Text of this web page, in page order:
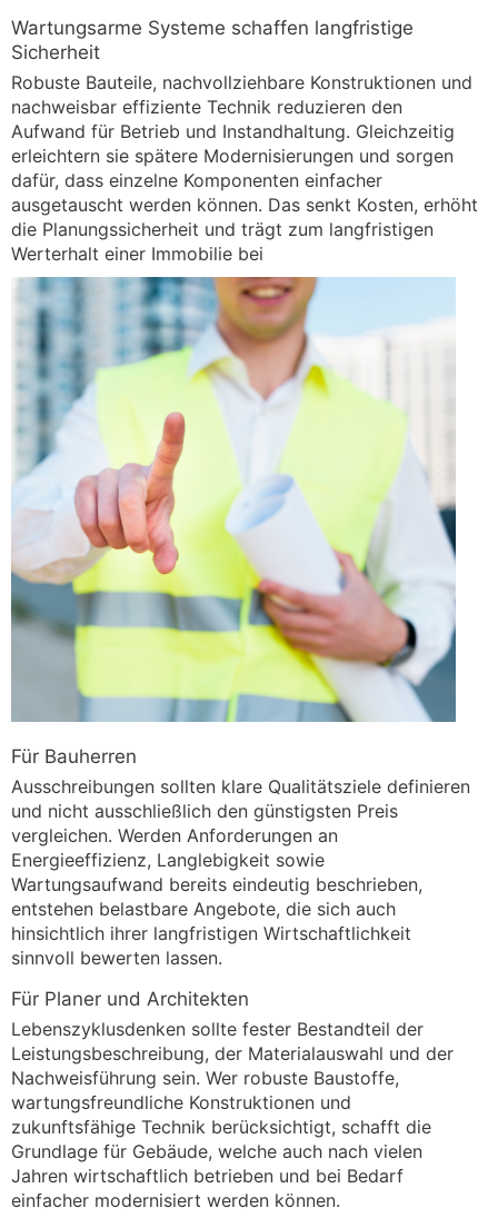
Wartungsarme Systeme schaffen langfristige
Sicherheit
Robuste Bauteile, nachvollziehbare Konstruktionen und
nachweisbar effiziente Technik reduzieren den
Aufwand für Betrieb und Instandhaltung. Gleichzeitig
erleichtern sie spätere Modernisierungen und sorgen
dafür, dass einzelne Komponenten einfacher
ausgetauscht werden können. Das senkt Kosten, erhöht
die Planungssicherheit und trägt zum langfristigen
Werterhalt einer Immobilie bei
Für Bauherren
Ausschreibungen sollten klare Qualitätsziele definieren
und nicht ausschließlich den günstigsten Preis
vergleichen. Werden Anforderungen an
Energieeffizienz, Langlebigkeit sowie
Wartungsaufwand bereits eindeutig beschrieben,
entstehen belastbare Angebote, die sich auch
hinsichtlich ihrer langfristigen Wirtschaftlichkeit
sinnvoll bewerten lassen.
Für Planer und Architekten
Lebenszyklusdenken sollte fester Bestandteil der
Leistungsbeschreibung, der Materialauswahl und der
Nachweisführung sein. Wer robuste Baustoffe,
wartungsfreundliche Konstruktionen und
zukunftsfähige Technik berücksichtigt, schafft die
Grundlage für Gebäude, welche auch nach vielen
Jahren wirtschaftlich betrieben und bei Bedarf
einfacher modernisiert werden können.